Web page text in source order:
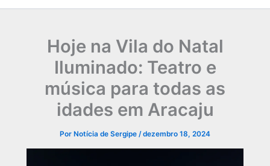
Hoje na Vila do Natal
Iluminado: Teatro e
música para todas as
idades em Aracaju
Por Notícia de Sergipe /dezembro 18, 2024